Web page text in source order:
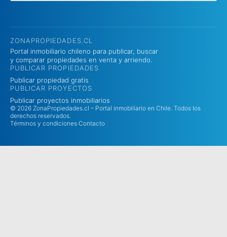
ZONAPROPIEDADES.CL
Portal inmobiliario chileno para publicar, buscar
y comparar propiedades en venta y arriendo.
PUBLICAR PROPIEDADES
Publicar propiedad gratis
PUBLICAR PROYECTOS
Publicar proyectos inmobiliarios
© 2026 ZonaPropiedades.cl – Portal inmobiliario en Chile. Todos los
derechos reservados.
Términos y condiciones·Contacto